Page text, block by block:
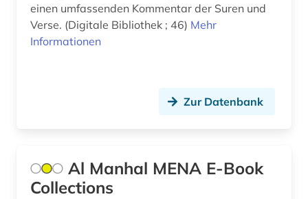
einen umfassenden Kommentar der Suren und
Verse. (Digitale Bibliothek ; 46) Mehr
Informationen
Zur Datenbank
Al Manhal MENA E-Book
Collections